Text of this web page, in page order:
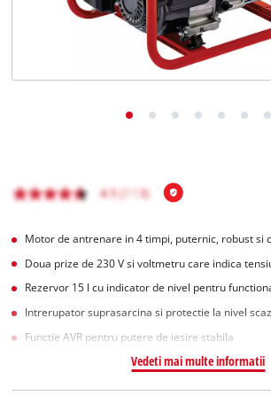
English
Motor de antrenare in 4 timpi, puternic, robust si
Doua prize de 230 V si voltmetru care indica
Rezervor 15 l cu indicator de nivel pentru
Intrerupator suprasarcina si protectie la nivel
Functie AVR pentru putere de iesire stabila
Vedeti mai multe informatii